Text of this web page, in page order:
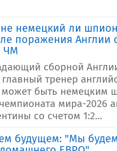
немецкий ли
поражения Англии
ЧМ
сборной
тренер
может быть немецким
мира-2026
со счетом 1:2...
будущем: "Мы